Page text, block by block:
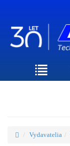
Vydavatelia